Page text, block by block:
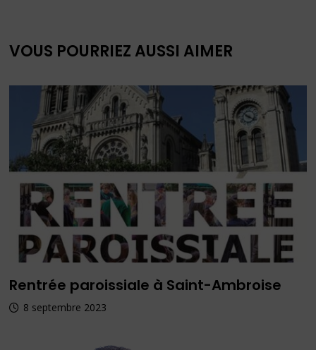
VOUS POURRIEZ AUSSI AIMER
Rentrée paroissiale à Saint-Ambroise
8 septembre 2023